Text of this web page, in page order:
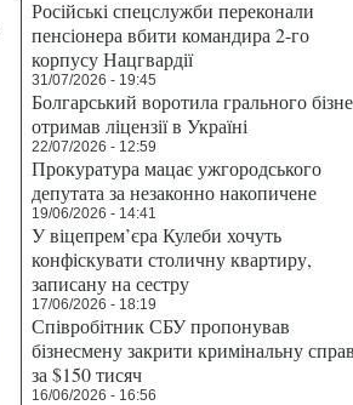
Російські спецслужби переконали
пенсіонера вбити командира 2-го
корпусу Нацгвардії
31/07/2026 - 19:45
Болгарський воротила грального
отримав ліцензії в Україні
22/07/2026 - 12:59
Прокуратура мацає ужгородського
депутата за незаконно накопичене
19/06/2026 - 14:41
У віцепрем’єра Кулеби хочуть
конфіскувати столичну квартиру,
записану на сестру
17/06/2026 - 18:19
Співробітник СБУ пропонував
бізнесмену закрити кримінальну
за $150 тисяч
16/06/2026 - 16:56